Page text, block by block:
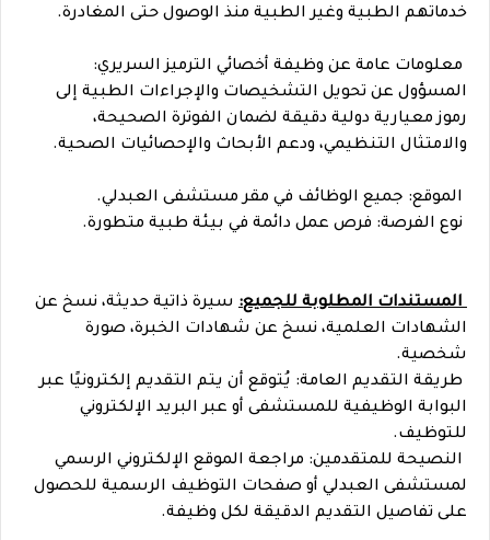
خدماتهم الطبية وغير الطبية منذ الوصول حتى المغادرة.
معلومات عامة عن وظيفة أخصائي الترميز السريري:
المسؤول عن تحويل التشخيصات والإجراءات الطبية إلى
رموز معيارية دولية دقيقة لضمان الفوترة الصحيحة،
والامتثال التنظيمي، ودعم الأبحاث والإحصائيات الصحية.
الموقع: جميع الوظائف في مقر مستشفى العبدلي.
نوع الفرصة: فرص عمل دائمة في بيئة طبية متطورة.
المستندات المطلوبة للجميع: سيرة ذاتية حديثة، نسخ عن
الشهادات العلمية، نسخ عن شهادات الخبرة، صورة
شخصية.
طريقة التقديم العامة: يُتوقع أن يتم التقديم إلكترونيًا عبر
البوابة الوظيفية للمستشفى أو عبر البريد الإلكتروني
للتوظيف.
النصيحة للمتقدمين: مراجعة الموقع الإلكتروني الرسمي
لمستشفى العبدلي أو صفحات التوظيف الرسمية للحصول
على تفاصيل التقديم الدقيقة لكل وظيفة.